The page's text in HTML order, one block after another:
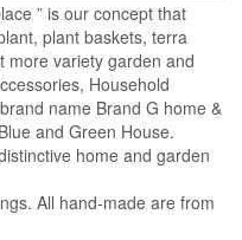
” is our concept that
plant baskets, terra
more variety garden and
Household
name Brand G home &
and Green House.
home and garden
All hand-made are from